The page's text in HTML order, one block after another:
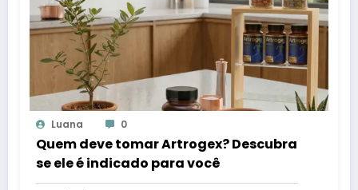
Luana 0
Quem deve tomar Artrogex? Descubra
se ele é indicado para você